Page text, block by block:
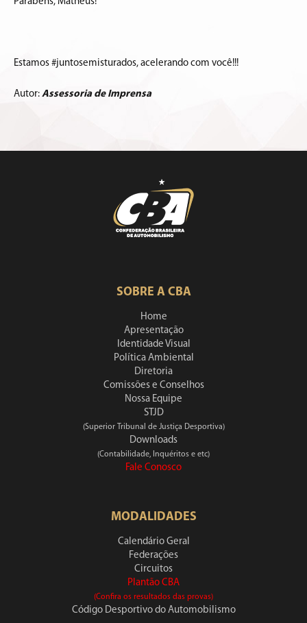
Estamos #juntosemisturados, acelerando com você!!!
Autor: Assessoria de Imprensa
SOBRE A CBA
Home
Apresentação
Identidade Visual
Política Ambiental
Diretoria
Comissões e Conselhos
Nossa Equipe
STJD
(Superior Tribunal de Justiça Desportiva)
Downloads
(Contabilidade, Inquéritos e etc)
Fale Conosco
MODALIDADES
Calendário Geral
Federações
Circuitos
Plantão CBA
(Confira os resultados das provas)
Código Desportivo do Automobilismo